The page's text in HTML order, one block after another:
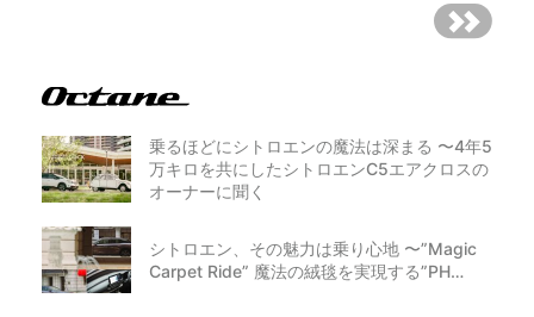
乗るほどにシトロエンの魔法は深まる 〜4年5
万キロを共にしたシトロエンC5エアクロスの
オーナーに聞く
シトロエン、その魅力は乗り心地 〜”Magic
Carpet Ride” 魔法の絨毯を実現する”PH…